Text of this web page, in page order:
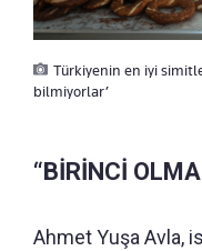
Türkiyenin en iyi
bilmiyorlar’
“BİRİNCİ
Ahmet Yuşa Avla,